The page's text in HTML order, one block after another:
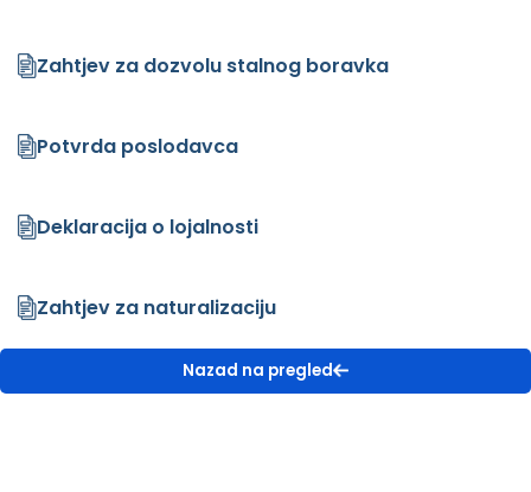
Zahtjev za dozvolu stalnog boravka
Potvrda poslodavca
Deklaracija o lojalnosti
Zahtjev za naturalizaciju
Nazad na pregled